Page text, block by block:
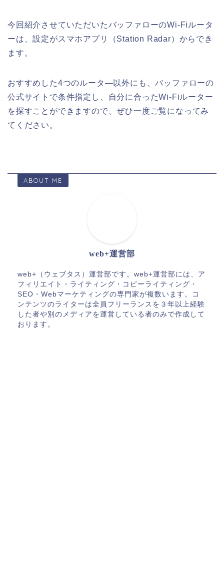
今回紹介させていただいたバッファローのWi-Fiルータ
ーは、設定がスマホアプリ（Station Radar）からでき
ます。
おすすめした4つのルータ―以外にも、バッファローの
公式サイトで条件指定し、自分に合ったWi-Fiルーター
を探すことができますので、ぜひ一度ご覧になってみ
てください。
ABOUT ME
web+運営部
web+（ウェブタス）運営部です。web+運営部には、ア
フィリエイト・ライティング・コピーライティング・
SEO・Webマーケティングの専門家が複数います。コ
ンテンツのライターは全員フリーランスを３年以上経験
した者や別のメディアを運営している者のみで作成して
おります。